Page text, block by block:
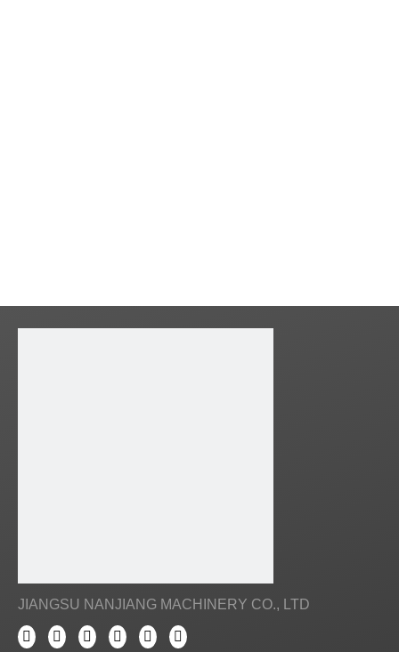
JIANGSU NANJIANG MACHINERY CO., LTD